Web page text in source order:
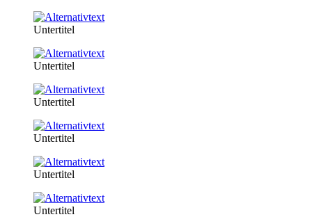
Untertitel
Untertitel
Untertitel
Untertitel
Untertitel
Untertitel